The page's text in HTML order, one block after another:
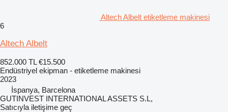
Altech Albelt etiketleme makinesi
6
Altech Albelt
852.000 TL €15.500
Endüstriyel ekipman - etiketleme makinesi
2023
İspanya, Barcelona
GUTINVEST INTERNATIONAL ASSETS S.L,
Satıcıyla iletişime geç